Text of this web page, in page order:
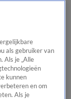
Hart
Tip de
als gebruiker van
Als je „Alle
kunnen
en om
Als je